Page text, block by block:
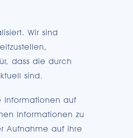
Wir sind
dass die durch
sind.
Informationen auf
Informationen zu
Aufnahme auf ihre